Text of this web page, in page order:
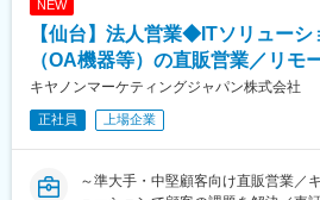
ています
変更の範囲：会社の定める業務
・無償プランから有償プランへの切
・顧客ニーズのヒアリングと経営課
・製品デモンストレーションと導入
・見積作成・契約手続き・導入後の
◎新規開拓アプローチ
NEW
【仙台】法人営業◆ITソリュー
（OA機器等）の直販営業／リモ
キヤノンマーケティングジャパン株式会社
正社員 上場企業
～準大手・中堅顧客向け直販営業／